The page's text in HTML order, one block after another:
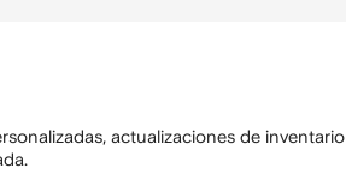
actualizaciones de inventario